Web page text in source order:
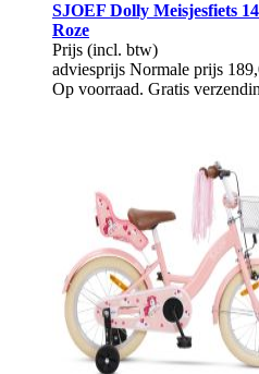
SJOEF Dolly Meisjesfiets
Roze
Prijs (incl. btw)
adviesprijs Normale prijs
Op voorraad. Gratis